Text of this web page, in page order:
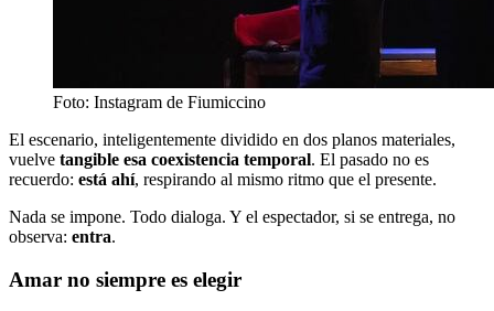
Foto: Instagram de Fiumiccino
El escenario, inteligentemente dividido en dos planos materiales,
vuelve tangible esa coexistencia temporal. El pasado no es
recuerdo: está ahí, respirando al mismo ritmo que el presente.
Nada se impone. Todo dialoga. Y el espectador, si se entrega, no
observa: entra.
Amar no siempre es elegir